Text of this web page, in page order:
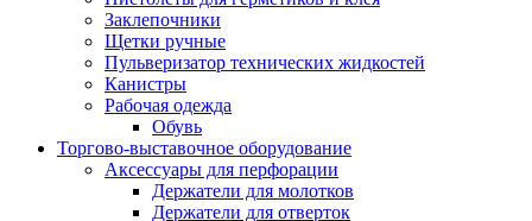
Заклепочники
Щетки ручные
Пульверизатор технических жидкостей
Канистры
Рабочая одежда
Обувь
Торгово-выставочное оборудование
Аксессуары для перфорации
Держатели для молотков
Держатели для отверток